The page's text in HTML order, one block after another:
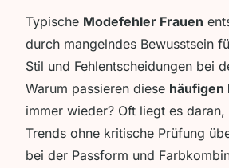
Typische Modefehler Frauen
durch mangelndes Bewusstsein
Stil und Fehlentscheidungen bei
Warum passieren diese häufigen
immer wieder? Oft liegt es daran,
Trends ohne kritische Prüfung
bei der Passform und